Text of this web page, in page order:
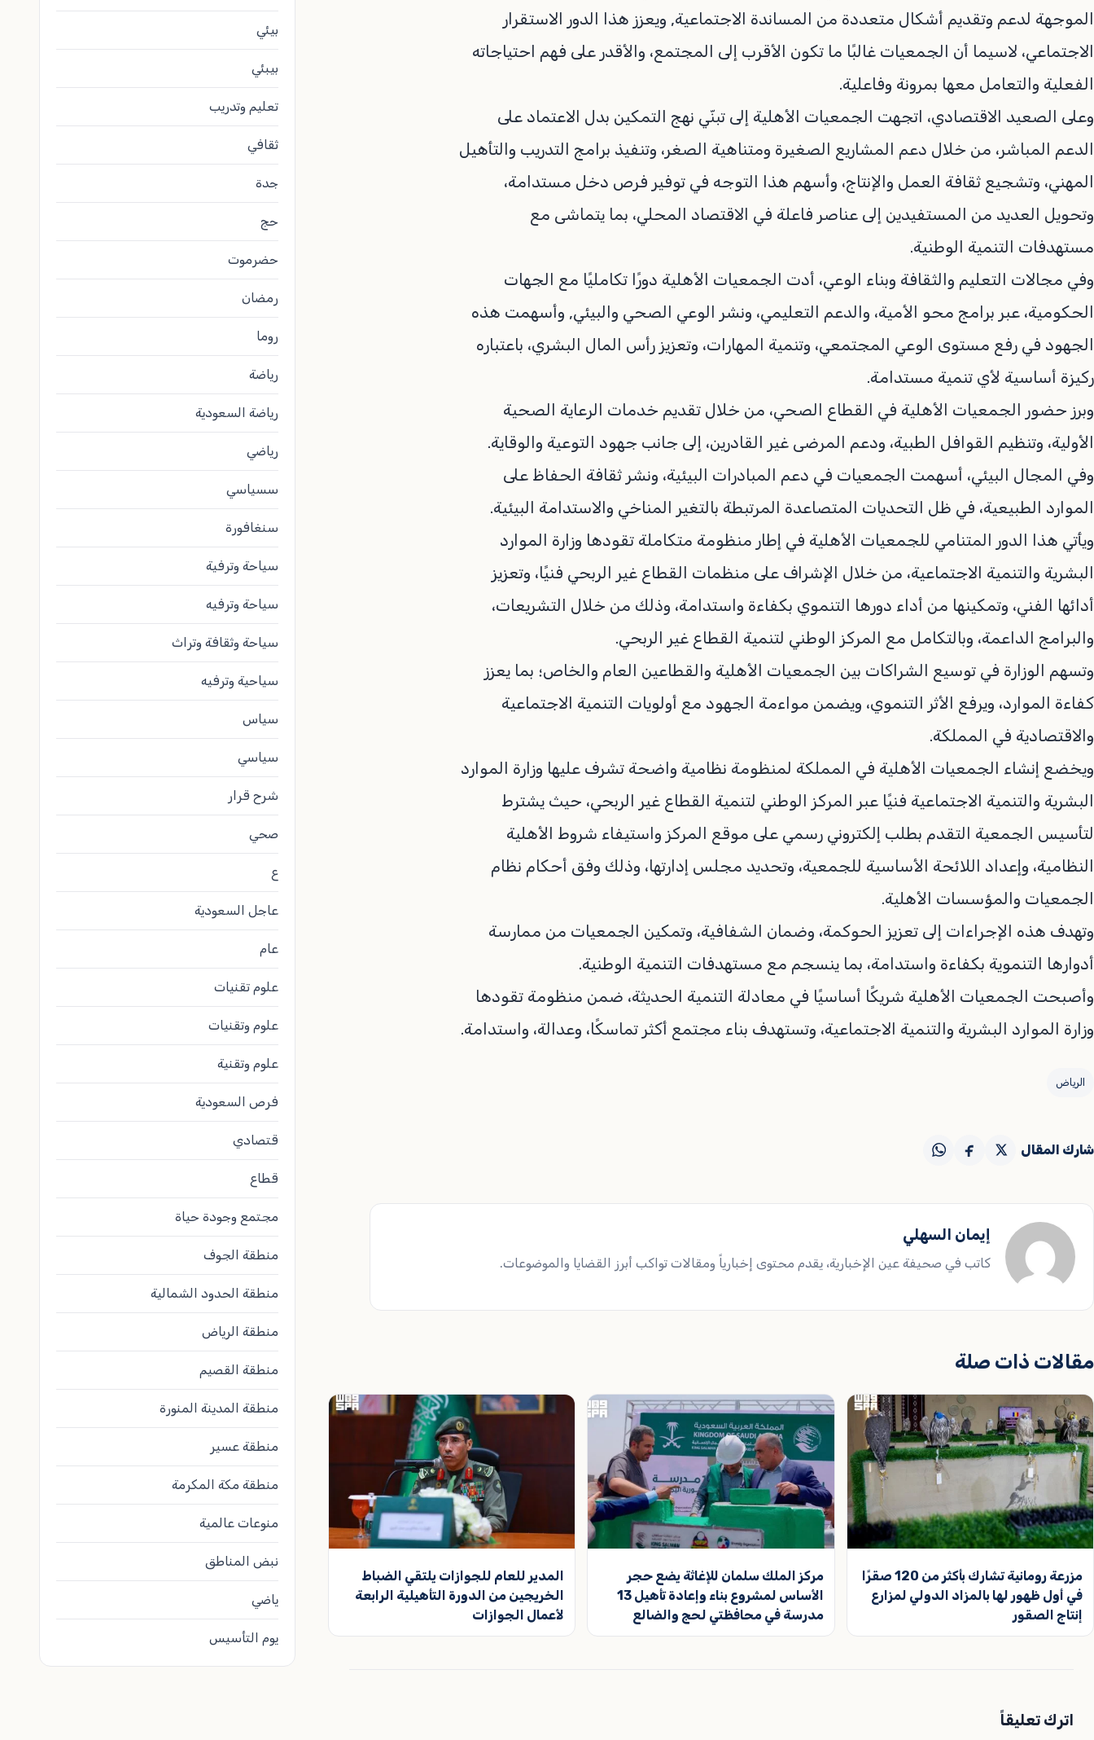
الموجهة لدعم وتقديم أشكال متعددة من المساندة الاجتماعية, ويعزز هذا الدور الاستقرار
الاجتماعي، لاسيما أن الجمعيات غالبًا ما تكون الأقرب إلى المجتمع، والأقدر على فهم احتياجاته
الفعلية والتعامل معها بمرونة وفاعلية.
وعلى الصعيد الاقتصادي، اتجهت الجمعيات الأهلية إلى تبنّي نهج التمكين بدل الاعتماد على
الدعم المباشر، من خلال دعم المشاريع الصغيرة ومتناهية الصغر، وتنفيذ برامج التدريب والتأهيل
المهني، وتشجيع ثقافة العمل والإنتاج، وأسهم هذا التوجه في توفير فرص دخل مستدامة،
وتحويل العديد من المستفيدين إلى عناصر فاعلة في الاقتصاد المحلي، بما يتماشى مع
مستهدفات التنمية الوطنية.
وفي مجالات التعليم والثقافة وبناء الوعي، أدت الجمعيات الأهلية دورًا تكامليًا مع الجهات
الحكومية، عبر برامج محو الأمية، والدعم التعليمي، ونشر الوعي الصحي والبيئي, وأسهمت هذه
الجهود في رفع مستوى الوعي المجتمعي، وتنمية المهارات، وتعزيز رأس المال البشري، باعتباره
ركيزة أساسية لأي تنمية مستدامة.
وبرز حضور الجمعيات الأهلية في القطاع الصحي، من خلال تقديم خدمات الرعاية الصحية
الأولية، وتنظيم القوافل الطبية، ودعم المرضى غير القادرين، إلى جانب جهود التوعية والوقاية.
وفي المجال البيئي، أسهمت الجمعيات في دعم المبادرات البيئية، ونشر ثقافة الحفاظ على
الموارد الطبيعية، في ظل التحديات المتصاعدة المرتبطة بالتغير المناخي والاستدامة البيئية.
ويأتي هذا الدور المتنامي للجمعيات الأهلية في إطار منظومة متكاملة تقودها وزارة الموارد
البشرية والتنمية الاجتماعية، من خلال الإشراف على منظمات القطاع غير الربحي فنيًا، وتعزيز
أدائها الفني، وتمكينها من أداء دورها التنموي بكفاءة واستدامة، وذلك من خلال التشريعات،
والبرامج الداعمة، وبالتكامل مع المركز الوطني لتنمية القطاع غير الربحي.
وتسهم الوزارة في توسيع الشراكات بين الجمعيات الأهلية والقطاعين العام والخاص؛ بما يعزز
كفاءة الموارد، ويرفع الأثر التنموي، ويضمن مواءمة الجهود مع أولويات التنمية الاجتماعية
والاقتصادية في المملكة.
ويخضع إنشاء الجمعيات الأهلية في المملكة لمنظومة نظامية واضحة تشرف عليها وزارة الموارد
البشرية والتنمية الاجتماعية فنيًا عبر المركز الوطني لتنمية القطاع غير الربحي، حيث يشترط
لتأسيس الجمعية التقدم بطلب إلكتروني رسمي على موقع المركز واستيفاء شروط الأهلية
النظامية، وإعداد اللائحة الأساسية للجمعية، وتحديد مجلس إدارتها، وذلك وفق أحكام نظام
الجمعيات والمؤسسات الأهلية.
وتهدف هذه الإجراءات إلى تعزيز الحوكمة، وضمان الشفافية، وتمكين الجمعيات من ممارسة
أدوارها التنموية بكفاءة واستدامة، بما ينسجم مع مستهدفات التنمية الوطنية.
وأصبحت الجمعيات الأهلية شريكًا أساسيًا في معادلة التنمية الحديثة، ضمن منظومة تقودها
وزارة الموارد البشرية والتنمية الاجتماعية، وتستهدف بناء مجتمع أكثر تماسكًا، وعدالة، واستدامة.
الرياض
شارك المقال
إيمان السهلي
كاتب في صحيفة عين الإخبارية، يقدم محتوى إخبارياً ومقالات تواكب أبرز القضايا والموضوعات.
مقالات ذات صلة
مزرعة رومانية تشارك بأكثر من 120 صقرًا
في أول ظهور لها بالمزاد الدولي لمزارع
إنتاج الصقور
مركز الملك سلمان للإغاثة يضع حجر
الأساس لمشروع بناء وإعادة تأهيل 13
مدرسة في محافظتي لحج والضالع
المدير للعام للجوازات يلتقي الضباط
الخريجين من الدورة التأهيلية الرابعة
لأعمال الجوازات
اترك تعليقاً
بيئي
بيبئي
تعليم وتدريب
ثقافي
جدة
حج
حضرموت
رمضان
روما
رياضة
رياضة السعودية
رياضي
سسياسي
سنغافورة
سياحة وترفية
سياحة وترفيه
سياحة وثقافة وتراث
سياحية وترفيه
سياس
سياسي
شرح قرار
صحي
ع
عاجل السعودية
عام
علوم تقنيات
علوم وتقنيات
علوم وتقنية
فرص السعودية
قتصادي
قطاع
مجتمع وجودة حياة
منطقة الجوف
منطقة الحدود الشمالية
منطقة الرياض
منطقة القصيم
منطقة المدينة المنورة
منطقة عسير
منطقة مكة المكرمة
منوعات عالمية
نبض المناطق
ياضي
يوم التأسيس